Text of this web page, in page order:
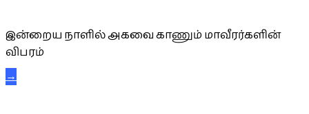
இன்றைய நாளில் அகவை காணும் மாவீரர்களின்
விபரம்
→